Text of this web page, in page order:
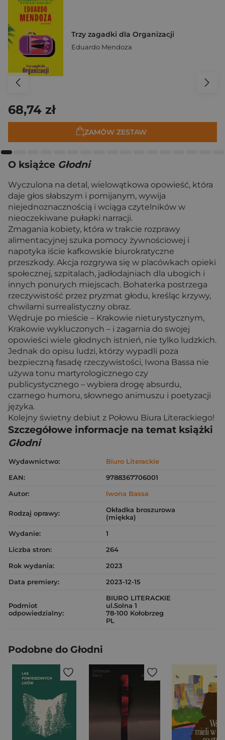
Trzy zagadki dla Organizacji
Eduardo Mendoza
68,74 zł
ZAMÓW ZESTAW
O książce Głodni
Wyczulona na detal, wielowątkowa opowieść, która
daje głos słabszym i pomijanym, wywija
niejednoznacznością i wciąga czytelników w
nieoczekiwane pułapki narracji.
Zmagania kobiety, która w trakcie rozprawy
alimentacyjnej szuka pomocy żywnościowej i
napotyka iście kafkowskie biurokratyczne
przeszkody. Akcja rozgrywa się w placówkach opieki
społecznej, szpitalach, jadłodajniach dla ubogich i
innych ponurych miejscach. Bohaterka postrzega
rzeczywistość przez pryzmat głodu, kreśląc krzywy,
chwilami surrealistyczny obraz.
Wędruje po mieście – Krakowie nieturystycznym,
Krakowie wykluczonych – i zagarnia do swojej
opowieści wiele głodnych istnień, nie tylko ludzkich.
Jednak do opisu ludzi, którzy wypadli poza
bezpieczną fasadę rzeczywistości, Iwona Bassa nie
używa tonu martyrologicznego czy
publicystycznego – wybiera drogę absurdu,
czarnego humoru, słownego animuszu i poetyzacji
języka.
Kolejny świetny debiut z Połowu Biura Literackiego!
Szczegółowe informacje na temat książki
Głodni
Wydawnictwo:
Biuro Literackie
EAN:
9788367706001
Autor:
Iwona Bassa
Rodzaj oprawy:
Okładka broszurowa
(miękka)
Wydanie:
1
Liczba stron:
264
Rok wydania:
2023
Data premiery:
2023-12-15
Podmiot
odpowiedzialny:
BIURO LITERACKIE
ul.Solna 1
78-100 Kołobrzeg
PL
Podobne do Głodni